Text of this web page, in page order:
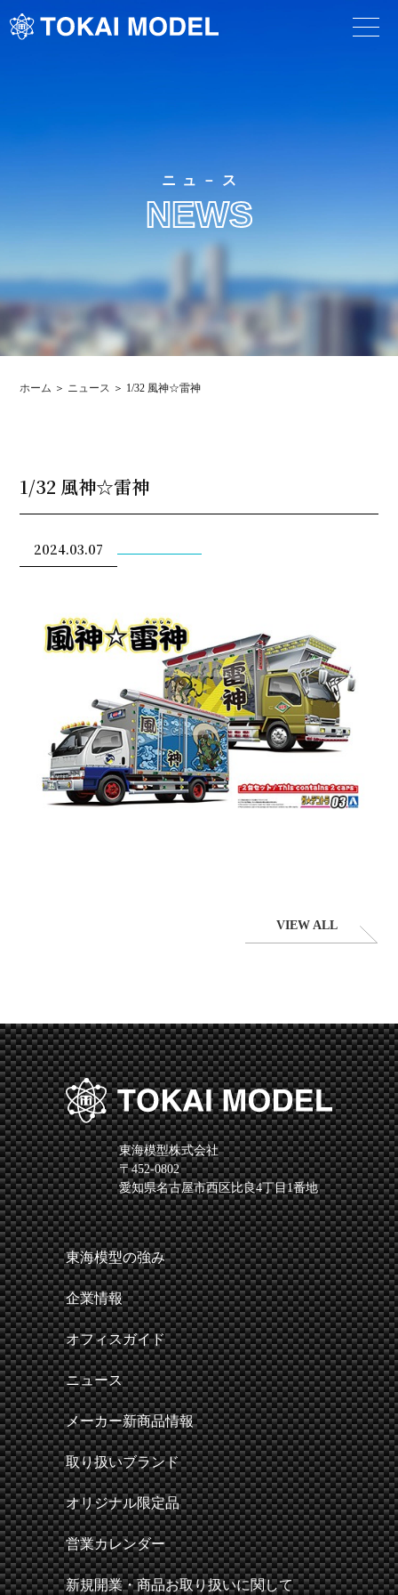
ニュ－ス
NEWS
ホーム ニュース 1/32 風神☆雷神
1/32 風神☆雷神
2024.03.07
VIEW ALL
東海模型株式会社
〒452-0802
愛知県名古屋市西区比良4丁目1番地
東海模型の強み
企業情報
オフィスガイド
ニュース
メーカー新商品情報
取り扱いブランド
オリジナル限定品
営業カレンダー
新規開業・商品お取り扱いに関して